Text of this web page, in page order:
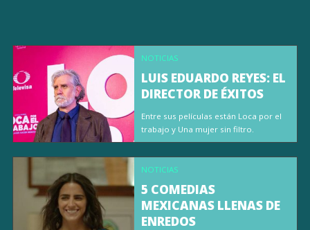
NOTICIAS
LUIS EDUARDO REYES: EL
DIRECTOR DE ÉXITOS
Entre sus películas están Loca por el
trabajo y Una mujer sin filtro.
NOTICIAS
5 COMEDIAS
MEXICANAS LLENAS DE
ENREDOS